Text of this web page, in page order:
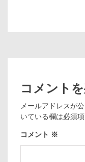
コメント
メールアドレスが
いている欄は必須
コメント ※